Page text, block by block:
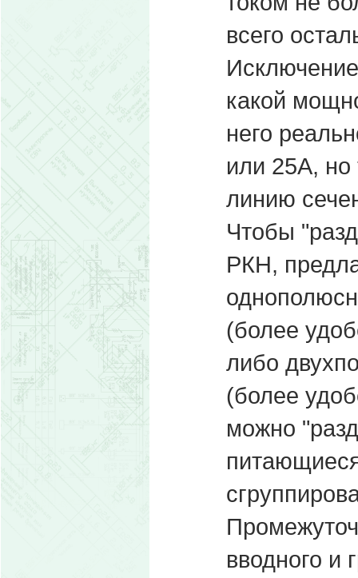
всего
какой
него
или 25А, но
линию
Чтобы
РКН,
(более
либо
(более
можно
вводного и